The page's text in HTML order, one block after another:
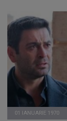
01 IANUARIE 1970